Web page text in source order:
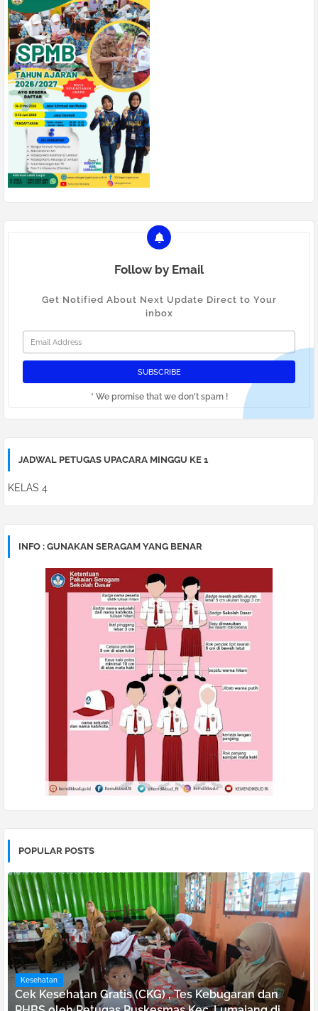
Follow by Email
Get Notified About Next Update Direct to Your
inbox
* We promise that we don't spam !
JADWAL PETUGAS UPACARA MINGGU KE 1
KELAS 4
INFO : GUNAKAN SERAGAM YANG BENAR
POPULAR POSTS
Kesehatan
Cek Kesehatan Gratis (CKG) , Tes Kebugaran dan